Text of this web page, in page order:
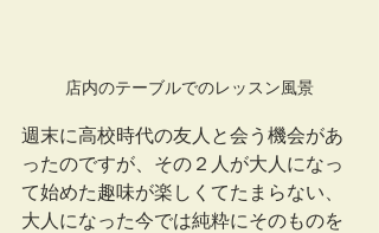
店内のテーブルでのレッスン風景
週末に高校時代の友人と会う機会があ
ったのですが、その２人が大人になっ
て始めた趣味が楽しくてたまらない、
大人になった今では純粋にそのものを